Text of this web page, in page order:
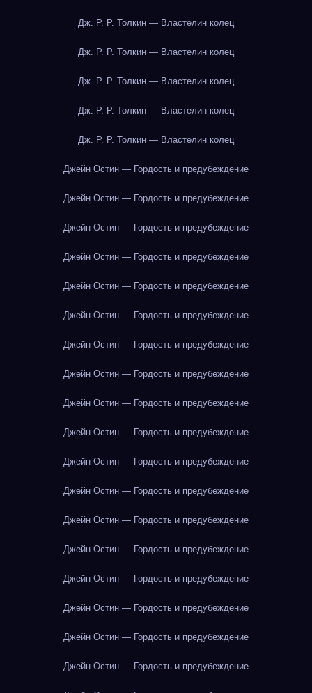
Дж. Р. Р. Толкин — Властелин колец
Дж. Р. Р. Толкин — Властелин колец
Дж. Р. Р. Толкин — Властелин колец
Дж. Р. Р. Толкин — Властелин колец
Дж. Р. Р. Толкин — Властелин колец
Джейн Остин — Гордость и предубеждение
Джейн Остин — Гордость и предубеждение
Джейн Остин — Гордость и предубеждение
Джейн Остин — Гордость и предубеждение
Джейн Остин — Гордость и предубеждение
Джейн Остин — Гордость и предубеждение
Джейн Остин — Гордость и предубеждение
Джейн Остин — Гордость и предубеждение
Джейн Остин — Гордость и предубеждение
Джейн Остин — Гордость и предубеждение
Джейн Остин — Гордость и предубеждение
Джейн Остин — Гордость и предубеждение
Джейн Остин — Гордость и предубеждение
Джейн Остин — Гордость и предубеждение
Джейн Остин — Гордость и предубеждение
Джейн Остин — Гордость и предубеждение
Джейн Остин — Гордость и предубеждение
Джейн Остин — Гордость и предубеждение